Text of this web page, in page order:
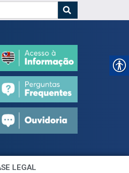
LEGAL